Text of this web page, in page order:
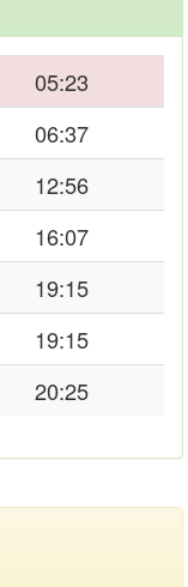
05:23
06:37
12:56
16:07
19:15
19:15
20:25